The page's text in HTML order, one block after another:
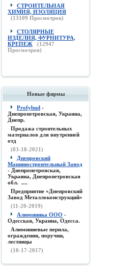
СТРОИТЕЛЬНАЯ
ХИМИЯ, ИЗОЛЯЦИЯ
(13109 Просмотров)
СТОЛЯРНЫЕ
ИЗДЕЛИЯ, ФУРНИТУРА,
КРЕПЕЖ
(12947
Просмотров)
Новые фирмы
Profybud -
Днепропетровская, Украина,
Днепр.
Продажа строительных
материалов для внутренней
отд
(03-18-2021)
Днепровский
Машиностроительный Завод
- Днепропетровская,
Украина, Днепропетровская
обл. ....
Предприятие «Днепровский
Завод Металлоконструкций»
(11-20-2019)
Алюминика ООО -
Одесская, Украина, Одесса.
Алюминиевые перила,
ограждения, поручни,
лестницы
(10-17-2017)